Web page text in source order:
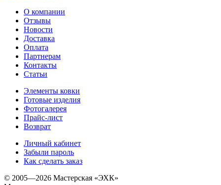
О компании
Отзывы
Новости
Доставка
Оплата
Партнерам
Контакты
Статьи
Элементы ковки
Готовые изделия
Фотогалерея
Прайс-лист
Возврат
Личный кабинет
Забыли пароль
Как сделать заказ
© 2005—2026 Мастерская «ЭХК»